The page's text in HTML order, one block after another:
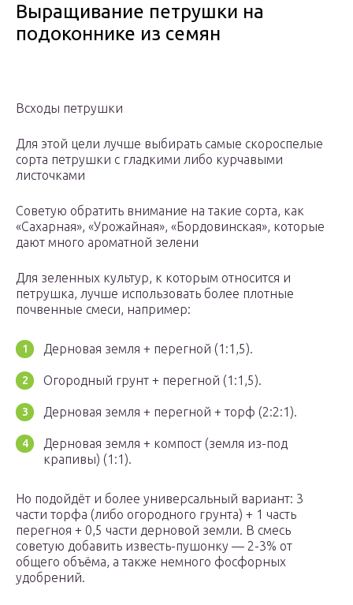
Выращивание петрушки на
подоконнике из семян
Всходы петрушки
Для этой цели лучше выбирать самые скороспелые
сорта петрушки с гладкими либо курчавыми
листочками
Советую обратить внимание на такие сорта, как
«Сахарная», «Урожайная», «Бордовинская», которые
дают много ароматной зелени
Для зеленных культур, к которым относится и
петрушка, лучше использовать более плотные
почвенные смеси, например:
Дерновая земля + перегной (1:1,5).
Огородный грунт + перегной (1:1,5).
Дерновая земля + перегной + торф (2:2:1).
Дерновая земля + компост (земля из-под
крапивы) (1:1).
Но подойдёт и более универсальный вариант: 3
части торфа (либо огородного грунта) + 1 часть
перегноя + 0,5 части дерновой земли. В смесь
советую добавить известь-пушонку — 2-3% от
общего объёма, а также немного фосфорных
удобрений.